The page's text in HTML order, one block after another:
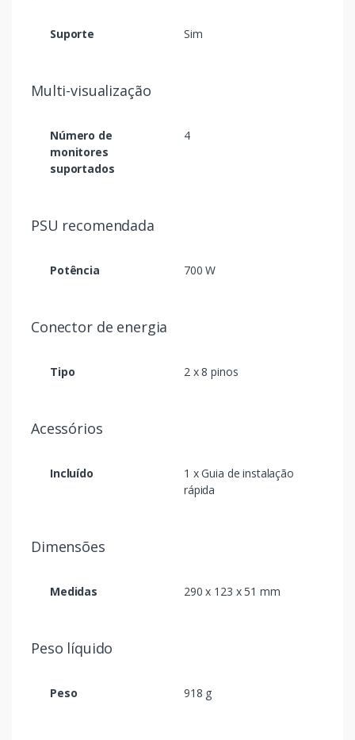
Suporte Sim
Multi-visualização
Número de
monitores
suportados
4
PSU recomendada
Potência 700 W
Conector de energia
Tipo 2 x 8 pinos
Acessórios
Incluído
1 x Guia de instalação
rápida
Dimensões
Medidas 290 x 123 x 51 mm
Peso líquido
Peso 918 g